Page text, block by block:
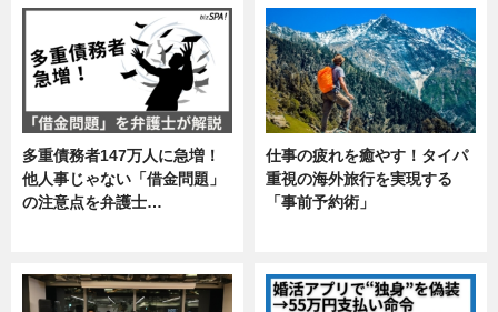
多重債務者147万人に急増！
他人事じゃない「借金問題」
の注意点を弁護士…
仕事の疲れを癒やす！タイパ
重視の海外旅行を実現する
「事前予約術」